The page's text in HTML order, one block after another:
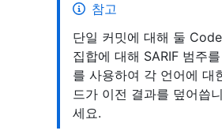
참고
단일 커밋에 대해 둘
집합에 대해 SARIF 범주
를 사용하여 각 언어에 대
드가 이전 결과를 덮어씁
세요.